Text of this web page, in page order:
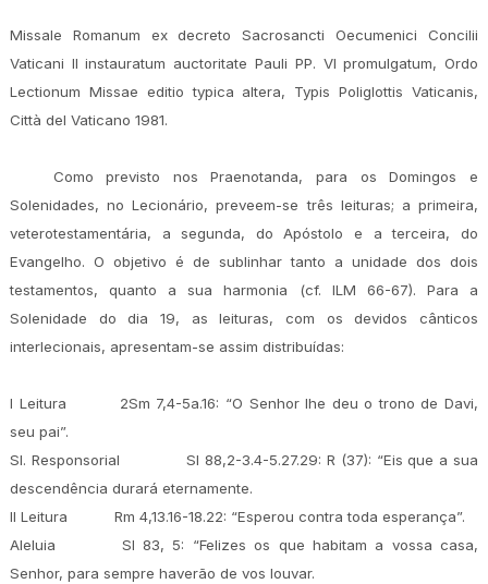
Missale Romanum ex decreto Sacrosancti Oecumenici Concilii
Vaticani II instauratum auctoritate Pauli PP. VI promulgatum, Ordo
Lectionum Missae editio typica altera, Typis Poliglottis Vaticanis,
Città del Vaticano 1981.
Como previsto nos Praenotanda, para os Domingos e
Solenidades, no Lecionário, preveem-se três leituras; a primeira,
veterotestamentária, a segunda, do Apóstolo e a terceira, do
Evangelho. O objetivo é de sublinhar tanto a unidade dos dois
testamentos, quanto a sua harmonia (cf. ILM 66-67). Para a
Solenidade do dia 19, as leituras, com os devidos cânticos
interlecionais, apresentam-se assim distribuídas:
I Leitura
2Sm 7,4-5a.16: “O Senhor lhe deu o trono de Davi,
seu pai”.
Sl. Responsorial
Sl 88,2-3.4-5.27.29: R (37): “Eis que a sua
descendência durará eternamente.
II Leitura
Rm 4,13.16-18.22: “Esperou contra toda esperança”.
Aleluia
Sl 83, 5: “Felizes os que habitam a vossa casa,
Senhor, para sempre haverão de vos louvar.